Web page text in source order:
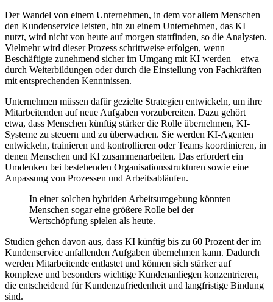
Der Wandel von einem Unternehmen, in dem vor allem Menschen
den Kundenservice leisten, hin zu einem Unternehmen, das KI
nutzt, wird nicht von heute auf morgen stattfinden, so die Analysten.
Vielmehr wird dieser Prozess schrittweise erfolgen, wenn
Beschäftigte zunehmend sicher im Umgang mit KI werden – etwa
durch Weiterbildungen oder durch die Einstellung von Fachkräften
mit entsprechenden Kenntnissen.
Unternehmen müssen dafür gezielte Strategien entwickeln, um ihre
Mitarbeitenden auf neue Aufgaben vorzubereiten. Dazu gehört
etwa, dass Menschen künftig stärker die Rolle übernehmen, KI-
Systeme zu steuern und zu überwachen. Sie werden KI-Agenten
entwickeln, trainieren und kontrollieren oder Teams koordinieren, in
denen Menschen und KI zusammenarbeiten. Das erfordert ein
Umdenken bei bestehenden Organisationsstrukturen sowie eine
Anpassung von Prozessen und Arbeitsabläufen.
In einer solchen hybriden Arbeitsumgebung könnten
Menschen sogar eine größere Rolle bei der
Wertschöpfung spielen als heute.
Studien gehen davon aus, dass KI künftig bis zu 60 Prozent der im
Kundenservice anfallenden Aufgaben übernehmen kann. Dadurch
werden Mitarbeitende entlastet und können sich stärker auf
komplexe und besonders wichtige Kundenanliegen konzentrieren,
die entscheidend für Kundenzufriedenheit und langfristige Bindung
sind.